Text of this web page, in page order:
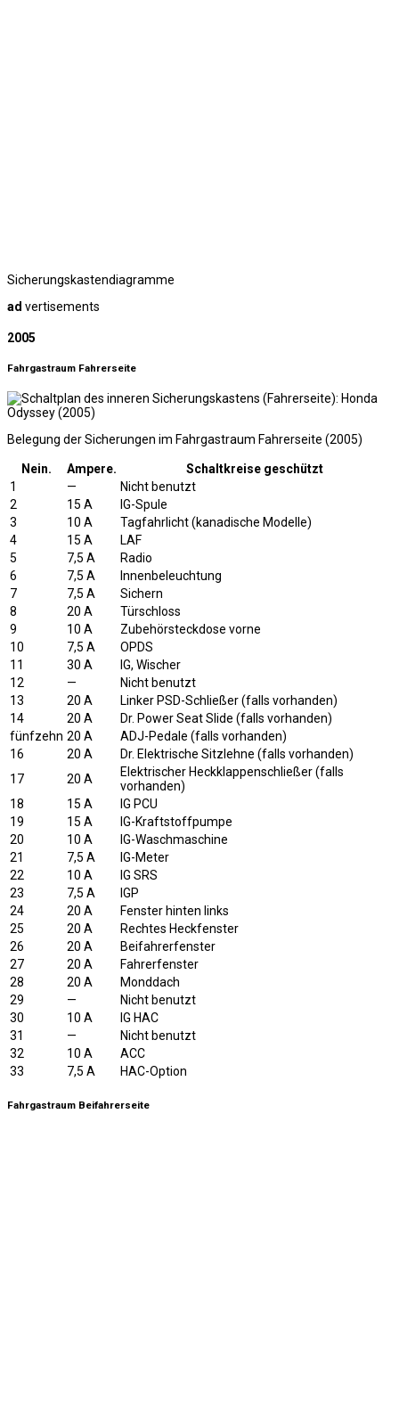
Sicherungskastendiagramme
ad vertisements
2005
Fahrgastraum Fahrerseite
Belegung der Sicherungen im Fahrgastraum Fahrerseite (2005)
Nein. Ampere.
Schaltkreise geschützt
1
—
Nicht benutzt
2
15 A
IG-Spule
3
10 A
Tagfahrlicht (kanadische Modelle)
4
15 A
LAF
5
7,5 A
Radio
6
7,5 A
Innenbeleuchtung
7
7,5 A
Sichern
8
20 A
Türschloss
9
10 A
Zubehörsteckdose vorne
10
7,5 A
OPDS
11
30 A
IG, Wischer
12
—
Nicht benutzt
13
20 A
Linker PSD-Schließer (falls vorhanden)
14
20 A
Dr. Power Seat Slide (falls vorhanden)
fünfzehn 20 A
ADJ-Pedale (falls vorhanden)
16
20 A
Dr. Elektrische Sitzlehne (falls vorhanden)
17
20 A
Elektrischer Heckklappenschließer (falls
vorhanden)
18
15 A
IG PCU
19
15 A
IG-Kraftstoffpumpe
20
10 A
IG-Waschmaschine
21
7,5 A
IG-Meter
22
10 A
IG SRS
23
7,5 A
IGP
24
20 A
Fenster hinten links
25
20 A
Rechtes Heckfenster
26
20 A
Beifahrerfenster
27
20 A
Fahrerfenster
28
20 A
Monddach
29
—
Nicht benutzt
30
10 A
IG HAC
31
—
Nicht benutzt
32
10 A
ACC
33
7,5 A HAC-Option
Fahrgastraum Beifahrerseite